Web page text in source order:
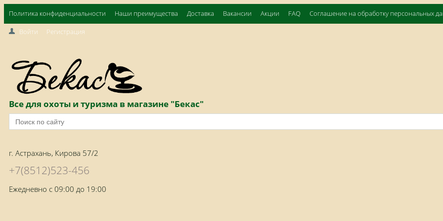
Политика конфиденциальности Наши преимущества Доставка Вакансии Акции FAQ Соглашение на обработку персональных
Войти Регистрация
Все для охоты и туризма в магазине "Бекас"
г. Астрахань, Кирова 57/2
+7(8512)523-456
Ежедневно с 09:00 до 19:00